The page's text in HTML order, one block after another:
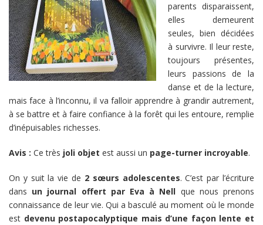
parents disparaissent,
elles demeurent
seules, bien décidées
à survivre. Il leur reste,
toujours présentes,
leurs passions de la
danse et de la lecture,
mais face à l’inconnu, il va falloir apprendre à grandir autrement,
à se battre et à faire confiance à la forêt qui les entoure, remplie
d’inépuisables richesses.
Avis : Ce très joli objet est aussi un page-turner incroyable.
On y suit la vie de 2 sœurs adolescentes. C’est par l’écriture
dans un journal offert par Eva à Nell que nous prenons
connaissance de leur vie. Qui a basculé au moment où le monde
est devenu postapocalyptique mais d’une façon lente et